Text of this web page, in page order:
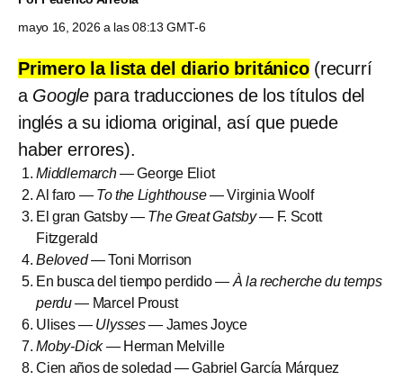
mayo 16, 2026 a las 08:13 GMT-6
Primero la lista del diario británico(recurrí
a Google para traducciones de los títulos del
inglés a su idioma original, así que puede
haber errores).
Middlemarch— George Eliot
Al faro — To the Lighthouse— Virginia Woolf
El gran Gatsby — The Great Gatsby— F. Scott
Fitzgerald
Beloved— Toni Morrison
En busca del tiempo perdido — À la recherche du temps
perdu— Marcel Proust
Ulises — Ulysses— James Joyce
Moby-Dick— Herman Melville
Cien años de soledad — Gabriel García Márquez